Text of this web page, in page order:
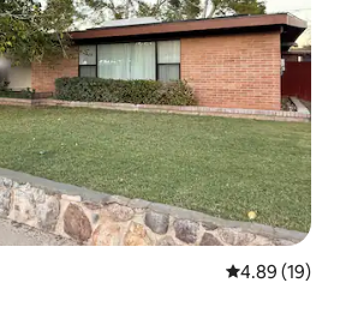
คะแนนเฉลี่ย
4.89 (19)